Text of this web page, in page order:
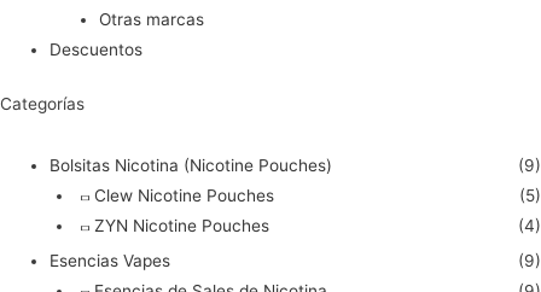
Otras marcas
Descuentos
Categorías
Bolsitas Nicotina (Nicotine Pouches)
(9)
Clew Nicotine Pouches
(5)
ZYN Nicotine Pouches
(4)
Esencias Vapes
(9)